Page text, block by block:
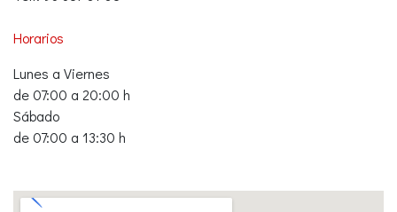
Horarios
Lunes a Viernes
de 07:00 a 20:00 h
Sábado
de 07:00 a 13:30 h